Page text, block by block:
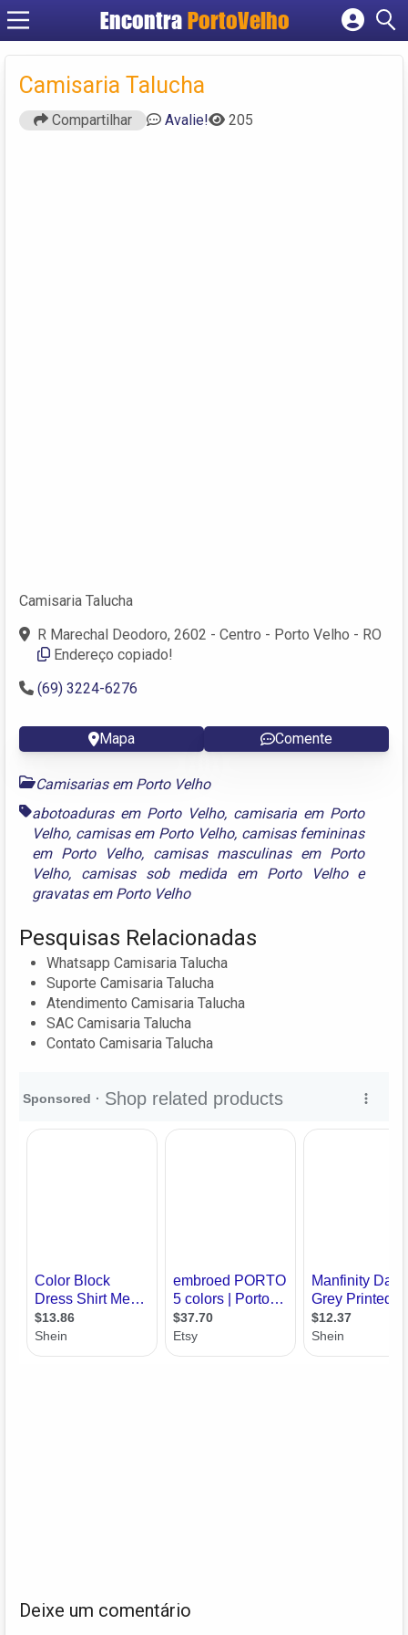
EncontraPortoVelho
Cadastrar empresa
Criar conta
Camisaria Talucha
Compartilhar Avalie! 205
Camisaria Talucha
R Marechal Deodoro, 2602 - Centro - Porto Velho - RO
Endereço copiado!
(69) 3224-6276
Mapa Comente
Camisarias em Porto Velho
abotoaduras em Porto Velho, camisaria em Porto
Velho, camisas em Porto Velho, camisas femininas
em Porto Velho, camisas masculinas em Porto
Velho, camisas sob medida em Porto Velhoe
gravatas em Porto Velho
Pesquisas Relacionadas
Whatsapp Camisaria Talucha
Suporte Camisaria Talucha
Atendimento Camisaria Talucha
SAC Camisaria Talucha
Contato Camisaria Talucha
Deixe um comentário